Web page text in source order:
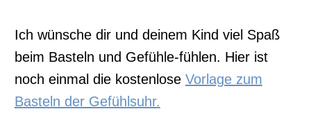
Ich wünsche dir und deinem Kind viel Spaß
beim Basteln und Gefühle-fühlen. Hier ist
noch einmal die kostenlose Vorlage zum
Basteln der Gefühlsuhr.